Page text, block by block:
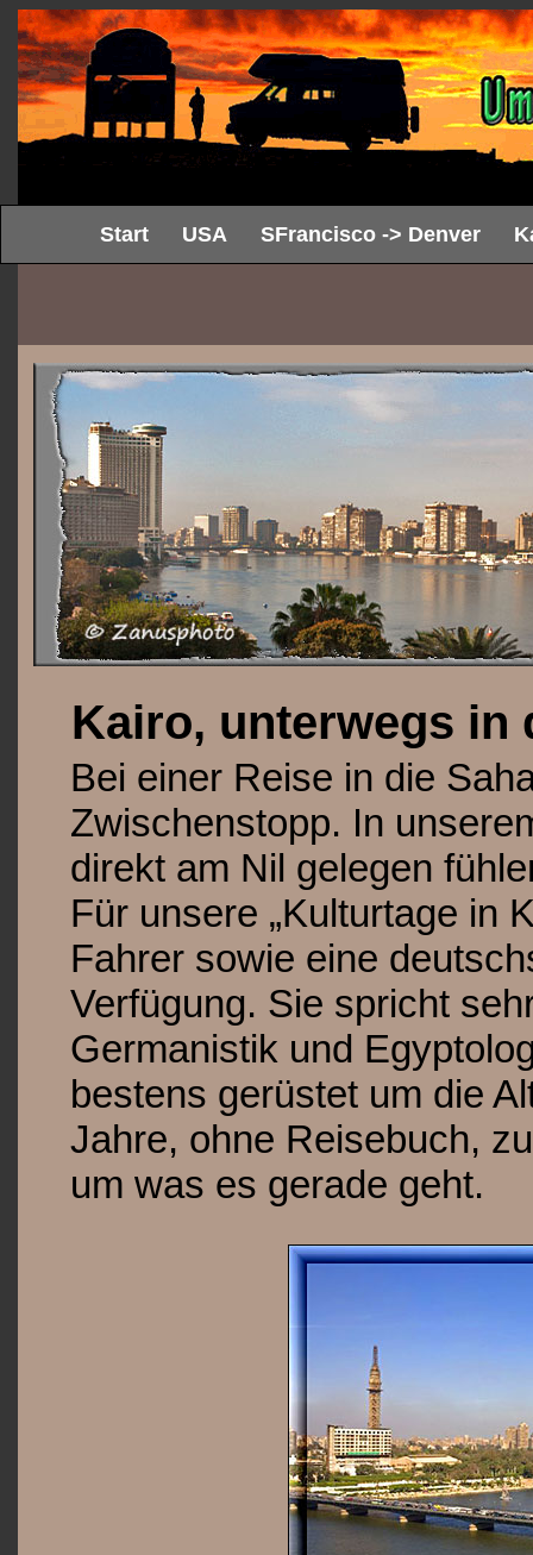
Start USA SFrancisco -> Denver
Kairo, unterwegs in
Bei einer Reise in die
Zwischenstopp. In
direkt am Nil gelegen
Für unsere „Kulturtage in
Fahrer sowie eine
Verfügung. Sie spricht
Germanistik und
bestens gerüstet um die
Jahre, ohne Reisebuch,
um was es gerade geht.